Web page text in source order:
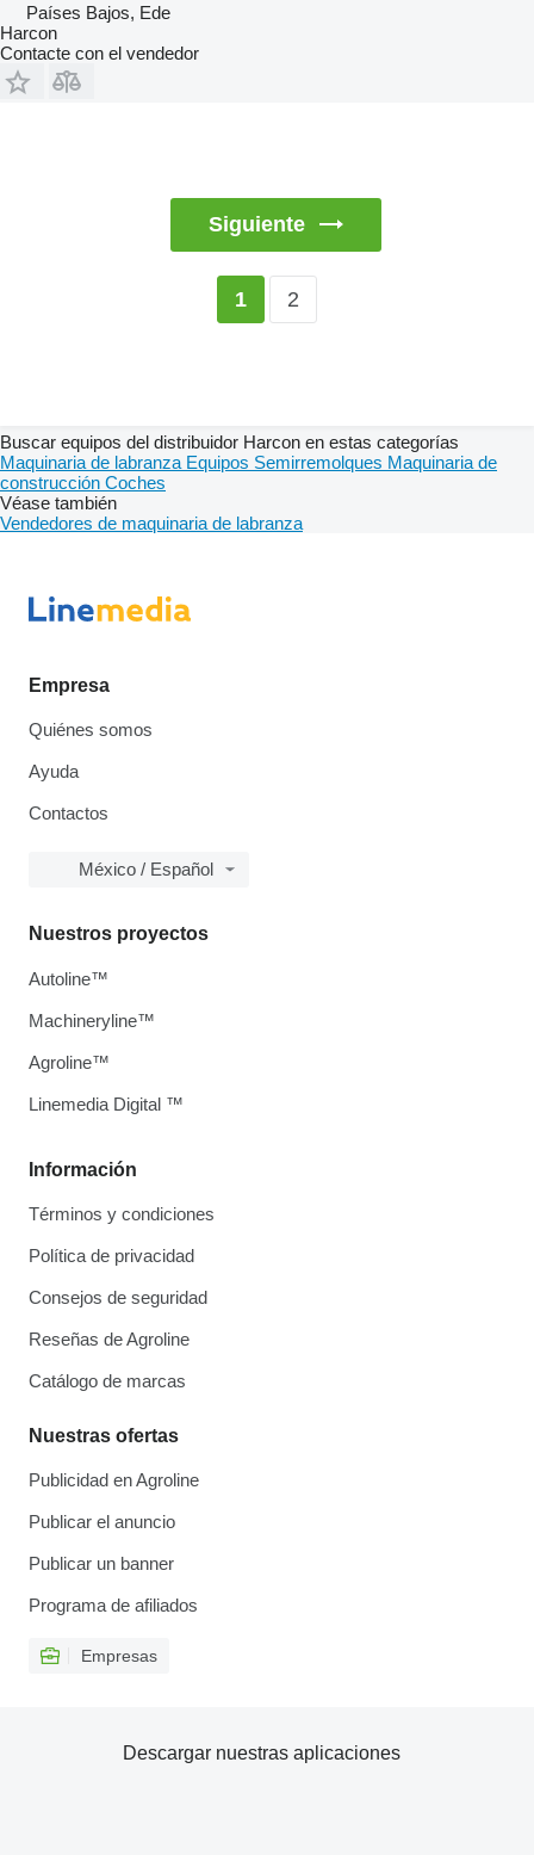
Países Bajos, Ede
Harcon
Contacte con el vendedor
Siguiente
1 2
Buscar equipos del distribuidor Harcon en estas categorías
Maquinaria de labranza Equipos Semirremolques Maquinaria de
construcción Coches
Véase también
Vendedores de maquinaria de labranza
Empresa
Quiénes somos
Ayuda
Contactos
México / Español
Información
Términos y condiciones
Política de privacidad
Consejos de seguridad
Reseñas de Agroline
Catálogo de marcas
Nuestras ofertas
Publicidad en Agroline
Publicar el anuncio
Publicar un banner
Programa de afiliados
Empresas
Nuestros proyectos
Autoline™
Machineryline™
Agroline™
Linemedia Digital ™
Descargar nuestras aplicaciones